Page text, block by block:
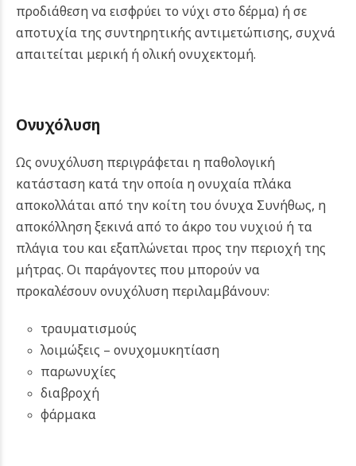
προδιάθεση να εισφρύει το νύχι στο δέρμα) ή σε
αποτυχία της συντηρητικής αντιμετώπισης, συχνά
απαιτείται μερική ή ολική ονυχεκτομή.
Ονυχόλυση
Ως ονυχόλυση περιγράφεται η παθολογική
κατάσταση κατά την οποία η ονυχαία πλάκα
αποκολλάται από την κοίτη του όνυχα Συνήθως, η
αποκόλληση ξεκινά από το άκρο του νυχιού ή τα
πλάγια του και εξαπλώνεται προς την περιοχή της
μήτρας. Οι παράγοντες που μπορούν να
προκαλέσουν ονυχόλυση περιλαμβάνουν:
τραυματισμούς
λοιμώξεις – ονυχομυκητίαση
παρωνυχίες
διαβροχή
φάρμακα